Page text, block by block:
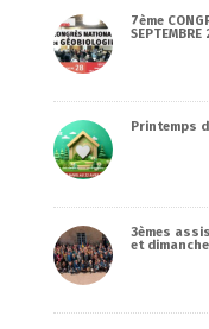
7ème
SEPTEMBRE
Printemps
3èmes
et